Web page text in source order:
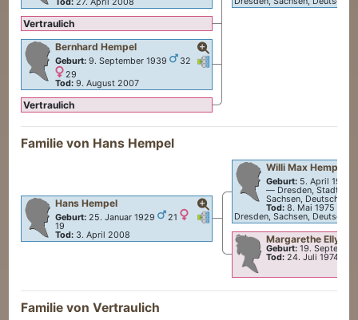
Vertraulich
Verknüpfungen
BernhardHempel
Geburt: 9. September 1939
32
29
Tod: 9. August 2007
Vertraulich
Familie von Hans Hempel
Verknüpfungen
Verknüpfungen
HansHempel
Geburt: 25. Januar 1929
21
19
Tod: 3. April 2008
Willi MaxHempel
Geburt: 5. April 1907
— Dresden, Stadt
Sachsen, Deutschland
Tod: 8. Mai 1975
Dresden, Sachsen,
Margarethe Elly
Geburt: 19.
Tod: 24. Juli 1974
Familie von Vertraulich